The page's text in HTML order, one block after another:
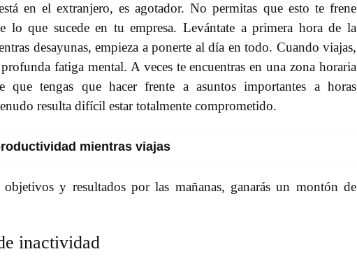
en el extranjero, es agotador. No permitas que esto te frene
lo que sucede en tu empresa. Levántate a primera hora de la
desayunas, empieza a ponerte al día en todo. Cuando viajas,
fatiga mental. A veces te encuentras en una zona horaria
tengas que hacer frente a asuntos importantes a horas
resulta difícil estar totalmente comprometido.
mientras viajas
y resultados por las mañanas, ganarás un montón de
inactividad